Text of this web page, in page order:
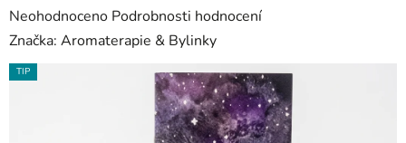
Průměrné
hodnocení
produktu
Neohodnoceno Podrobnosti hodnocení
Značka: Aromaterapie & Bylinky
TIP